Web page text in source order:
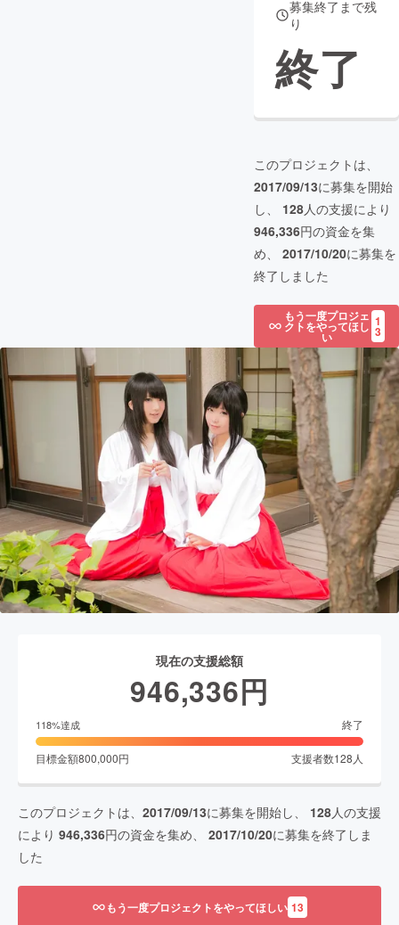
募集終了まで残
り
終了
このプロジェクトは、
2017/09/13に募集を開始
し、 128人の支援により
946,336円の資金を集
め、 2017/10/20に募集を
終了しました
もう一度プロジェ
クトをやってほし
い
1
3
現在の支援総額
946,336円
118%達成 終了
目標金額800,000円 支援者数128 人
このプロジェクトは、 2017/09/13に募集を開始し、 128人の支援
により 946,336円の資金を集め、 2017/10/20に募集を終了しま
した
もう一度プロジェクトをやってほしい 13